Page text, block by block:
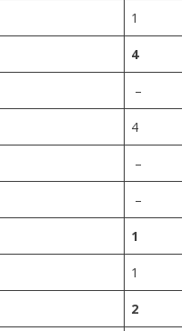
1
4
–
4
–
–
1
1
2